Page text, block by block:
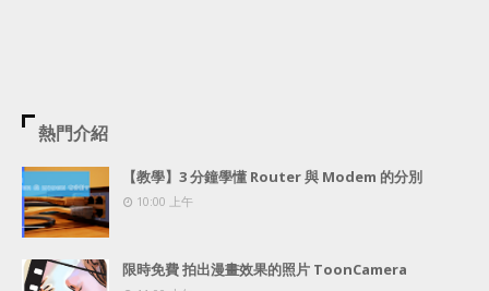
熱門介紹
【教學】3 分鐘學懂 Router 與 Modem 的分別
10:00 上午
限時免費 拍出漫畫效果的照片 ToonCamera